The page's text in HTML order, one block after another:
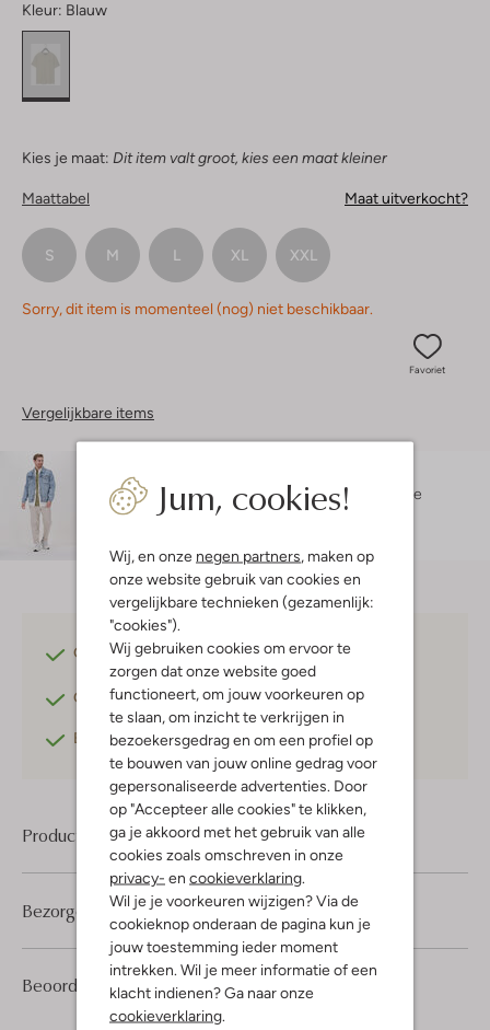
Jum, cookies!
Wij, en onze negen partners , maken op
onze website gebruik van cookies en
vergelijkbare technieken (gezamenlijk:
"cookies").
Wij gebruiken cookies om ervoor te
zorgen dat onze website goed
functioneert, om jouw voorkeuren op
te slaan, om inzicht te verkrijgen in
bezoekersgedrag en om een profiel op
te bouwen van jouw online gedrag voor
gepersonaliseerde advertenties. Door
op "Accepteer alle cookies" te klikken,
ga je akkoord met het gebruik van alle
cookies zoals omschreven in onze
privacy- en cookieverklaring
Wil je je voorkeuren wijzigen? Via de
cookieknop onderaan de pagina kun je
jouw toestemming ieder moment
intrekken. Wil je meer informatie of een
klacht indienen? Ga naar onze
cookieverklaring
Kleur: Blauw
Kies je maat: Dit item valt groot, kies een maat kleiner
Maattabel Maat uitverkocht?
S M L XL XXL
Sorry, dit item is momenteel (nog) niet beschikbaar.
Favoriet
Vergelijkbare items
Servaas is 1 meter 81 lang en draagt maat L.
De
pasvorm is
regular fit
Gratis verzendingvanaf €75,-
Gratis retournerenbinnen 30 dagen*
Betaal achterafmet Klarna
Product informatie
Beoordelingen (1) 5
1
5
Sterren
Bezorgen & retourneren